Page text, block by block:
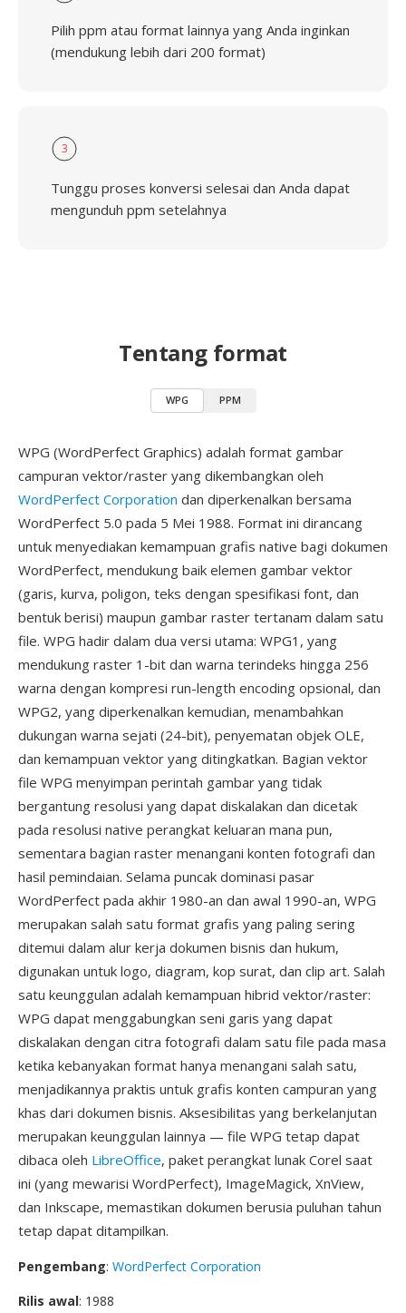
Pilih ppm atau format lainnya yang Anda inginkan
(mendukung lebih dari 200 format)
3
Tunggu proses konversi selesai dan Anda dapat
mengunduh ppm setelahnya
Tentang format
WPG PPM
WPG (WordPerfect Graphics) adalah format gambar
campuran vektor/raster yang dikembangkan oleh
WordPerfect Corporation dan diperkenalkan bersama
WordPerfect 5.0 pada 5 Mei 1988. Format ini dirancang
untuk menyediakan kemampuan grafis native bagi dokumen
WordPerfect, mendukung baik elemen gambar vektor
(garis, kurva, poligon, teks dengan spesifikasi font, dan
bentuk berisi) maupun gambar raster tertanam dalam satu
file. WPG hadir dalam dua versi utama: WPG1, yang
mendukung raster 1-bit dan warna terindeks hingga 256
warna dengan kompresi run-length encoding opsional, dan
WPG2, yang diperkenalkan kemudian, menambahkan
dukungan warna sejati (24-bit), penyematan objek OLE,
dan kemampuan vektor yang ditingkatkan. Bagian vektor
file WPG menyimpan perintah gambar yang tidak
bergantung resolusi yang dapat diskalakan dan dicetak
pada resolusi native perangkat keluaran mana pun,
sementara bagian raster menangani konten fotografi dan
hasil pemindaian. Selama puncak dominasi pasar
WordPerfect pada akhir 1980-an dan awal 1990-an, WPG
merupakan salah satu format grafis yang paling sering
ditemui dalam alur kerja dokumen bisnis dan hukum,
digunakan untuk logo, diagram, kop surat, dan clip art. Salah
satu keunggulan adalah kemampuan hibrid vektor/raster:
WPG dapat menggabungkan seni garis yang dapat
diskalakan dengan citra fotografi dalam satu file pada masa
ketika kebanyakan format hanya menangani salah satu,
menjadikannya praktis untuk grafis konten campuran yang
khas dari dokumen bisnis. Aksesibilitas yang berkelanjutan
merupakan keunggulan lainnya — file WPG tetap dapat
dibaca oleh LibreOffice, paket perangkat lunak Corel saat
ini (yang mewarisi WordPerfect), ImageMagick, XnView,
dan Inkscape, memastikan dokumen berusia puluhan tahun
tetap dapat ditampilkan.
Pengembang: WordPerfect Corporation
Rilis awal: 1988